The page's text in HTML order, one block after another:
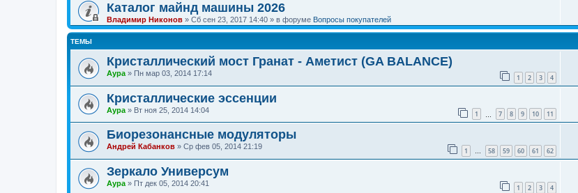
Каталог майнд машины 2026
Владимир Никонов » Сб сен 23, 2017 14:40 » в форуме Вопросы покупателей
ТЕМЫ
Кристаллический мост Гранат - Аметист (GA BALANCE)
Аура » Пн мар 03, 2014 17:14 1 2 3 4
Кристаллические эссенции
Аура » Вт ноя 25, 2014 14:04 1 7 8 9 10 11
Биорезонансные модуляторы
Андрей Кабанков » Ср фев 05, 2014 21:19 1 … 58 59 60 61 62
Зеркало Универсум
Аура » Пт дек 05, 2014 20:41 1 2 3 4